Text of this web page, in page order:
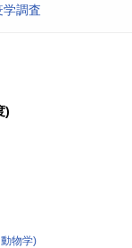
学調査
)
物学)